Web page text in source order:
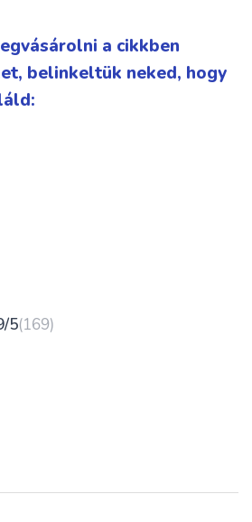
a cikkben
belinkeltük neked, hogy
5(169)